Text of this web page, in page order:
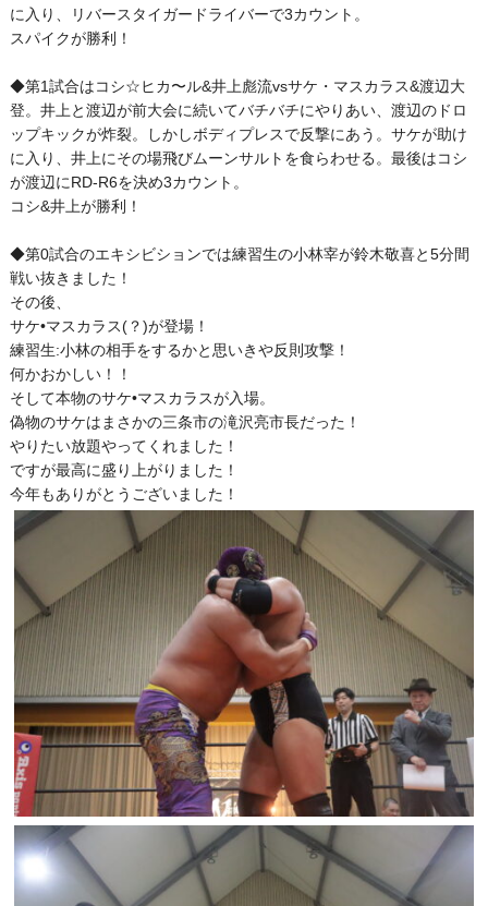
に入り、リバースタイガードライバーで3カウント。
スパイクが勝利！
◆第1試合はコシ☆ヒカ〜ル&井上彪流vsサケ・マスカラス&渡辺大
登。井上と渡辺が前大会に続いてバチバチにやりあい、渡辺のドロ
ップキックが炸裂。しかしボディプレスで反撃にあう。サケが助け
に入り、井上にその場飛びムーンサルトを食らわせる。最後はコシ
が渡辺にRD-R6を決め3カウント。
コシ&井上が勝利！
◆第0試合のエキシビションでは練習生の小林宰が鈴木敬喜と5分間
戦い抜きました！
その後、
サケ•マスカラス(？)が登場！
練習生:小林の相手をするかと思いきや反則攻撃！
何かおかしい！！
そして本物のサケ•マスカラスが入場。
偽物のサケはまさかの三条市の滝沢亮市長だった！
やりたい放題やってくれました！
ですが最高に盛り上がりました！
今年もありがとうございました！